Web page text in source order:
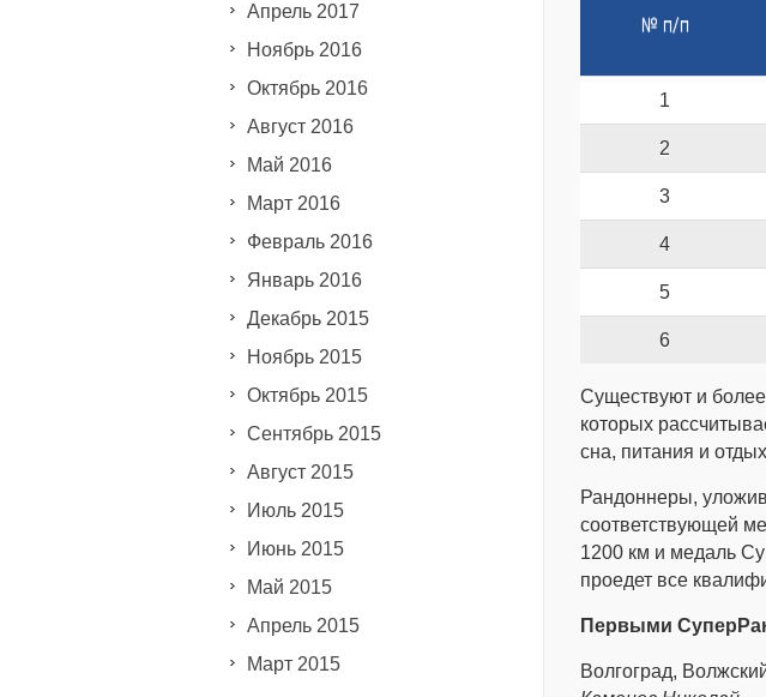
№ п/п
1
2
3
4
5
6
Существуют и
которых
сна, питания и
Рандоннеры,
соответствующей
1200 км и медаль
проедет все
Первыми
Волгоград,
Апрель 2017
Ноябрь 2016
Октябрь 2016
Август 2016
Май 2016
Март 2016
Февраль 2016
Январь 2016
Декабрь 2015
Ноябрь 2015
Октябрь 2015
Сентябрь 2015
Август 2015
Июль 2015
Июнь 2015
Май 2015
Апрель 2015
Март 2015